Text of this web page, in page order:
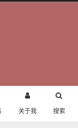
关于我 搜索